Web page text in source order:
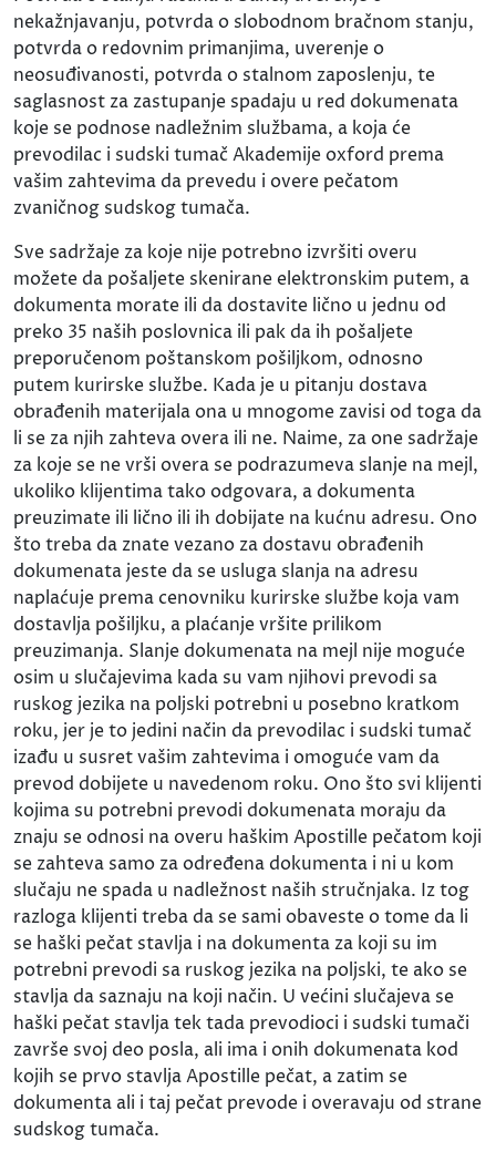
nekažnjavanju, potvrda o slobodnom bračnom stanju,
potvrda o redovnim primanjima, uverenje o
neosuđivanosti, potvrda o stalnom zaposlenju, te
saglasnost za zastupanje spadaju u red dokumenata
koje se podnose nadležnim službama, a koja će
prevodilac i sudski tumač Akademije oxford prema
vašim zahtevima da prevedu i overe pečatom
zvaničnog sudskog tumača.
Sve sadržaje za koje nije potrebno izvršiti overu
možete da pošaljete skenirane elektronskim putem, a
dokumenta morate ili da dostavite lično u jednu od
preko 35 naših poslovnica ili pak da ih pošaljete
preporučenom poštanskom pošiljkom, odnosno
putem kurirske službe. Kada je u pitanju dostava
obrađenih materijala ona u mnogome zavisi od toga da
li se za njih zahteva overa ili ne. Naime, za one sadržaje
za koje se ne vrši overa se podrazumeva slanje na mejl,
ukoliko klijentima tako odgovara, a dokumenta
preuzimate ili lično ili ih dobijate na kućnu adresu. Ono
što treba da znate vezano za dostavu obrađenih
dokumenata jeste da se usluga slanja na adresu
naplaćuje prema cenovniku kurirske službe koja vam
dostavlja pošiljku, a plaćanje vršite prilikom
preuzimanja. Slanje dokumenata na mejl nije moguće
osim u slučajevima kada su vam njihovi prevodi sa
ruskog jezika na poljski potrebni u posebno kratkom
roku, jer je to jedini način da prevodilac i sudski tumač
izađu u susret vašim zahtevima i omoguće vam da
prevod dobijete u navedenom roku. Ono što svi klijenti
kojima su potrebni prevodi dokumenata moraju da
znaju se odnosi na overu haškim Apostille pečatom koji
se zahteva samo za određena dokumenta i ni u kom
slučaju ne spada u nadležnost naših stručnjaka. Iz tog
razloga klijenti treba da se sami obaveste o tome da li
se haški pečat stavlja i na dokumenta za koji su im
potrebni prevodi sa ruskog jezika na poljski, te ako se
stavlja da saznaju na koji način. U većini slučajeva se
haški pečat stavlja tek tada prevodioci i sudski tumači
završe svoj deo posla, ali ima i onih dokumenata kod
kojih se prvo stavlja Apostille pečat, a zatim se
dokumenta ali i taj pečat prevode i overavaju od strane
sudskog tumača.